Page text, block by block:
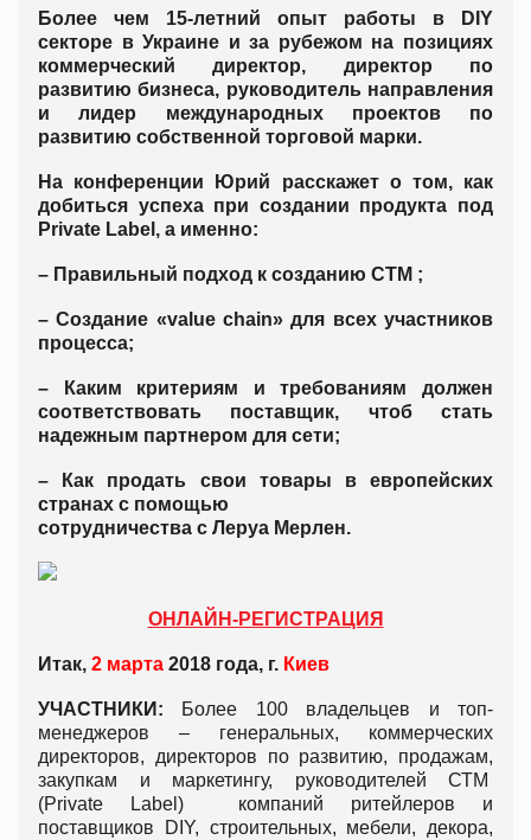
Более чем 15-летний опыт работы в DIY
секторе в Украине и за рубежом на позициях
коммерческий директор, директор по
развитию бизнеса, руководитель направления
и лидер международных проектов по
развитию собственной торговой марки.
На конференции Юрий расскажет о том, как
добиться успеха при создании продукта под
Private Label, а именно:
– Правильный подход к созданию СТМ ;
– Создание «value chain» для всех участников
процесса;
– Каким критериям и требованиям должен
соответствовать поставщик, чтоб стать
надежным партнером для сети;
– Как продать свои товары в европейских
странах с помощью
сотрудничества с Леруа Мерлен.
ОНЛАЙН-РЕГИСТРАЦИЯ
Итак, 2 марта 2018 года, г. Киев
УЧАСТНИКИ : Более 100 владельцев и топ-
менеджеров – генеральных, коммерческих
директоров, директоров по развитию, продажам,
закупкам и маркетингу, руководителей СТМ
(Private Label) компаний ритейлеров и
поставщиков DIY, строительных, мебели, декора,